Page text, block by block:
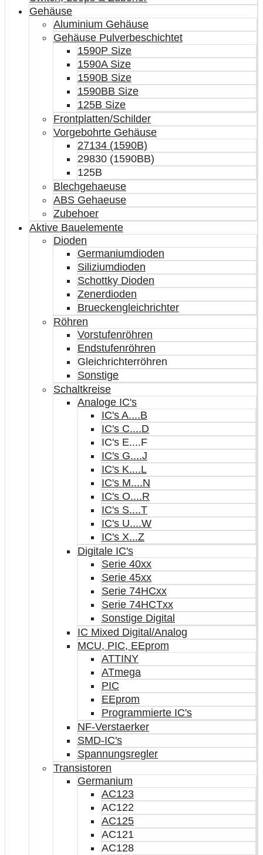
Gehäuse
Aluminium Gehäuse
Gehäuse Pulverbeschichtet
1590P Size
1590A Size
1590B Size
1590BB Size
125B Size
Frontplatten/Schilder
Vorgebohrte Gehäuse
27134 (1590B)
29830 (1590BB)
125B
Blechgehaeuse
ABS Gehaeuse
Zubehoer
Aktive Bauelemente
Dioden
Germaniumdioden
Siliziumdioden
Schottky Dioden
Zenerdioden
Brueckengleichrichter
Röhren
Vorstufenröhren
Endstufenröhren
Gleichrichterröhren
Sonstige
Schaltkreise
Analoge IC's
IC's A....B
IC's C....D
IC's E....F
IC's G....J
IC's K....L
IC's M....N
IC's O....R
IC's S....T
IC's U....W
IC's X...Z
Digitale IC's
Serie 40xx
Serie 45xx
Serie 74HCxx
Serie 74HCTxx
Sonstige Digital
IC Mixed Digital/Analog
MCU, PIC, EEprom
ATTINY
ATmega
PIC
EEprom
Programmierte IC's
NF-Verstaerker
SMD-IC's
Spannungsregler
Transistoren
Germanium
AC123
AC122
AC125
AC121
AC128